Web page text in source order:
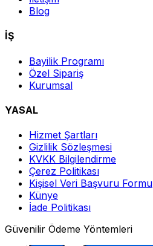
Blog
İŞ
Bayilik Programı
Özel Sipariş
Kurumsal
YASAL
Hizmet Şartları
Gizlilik Sözleşmesi
KVKK Bilgilendirme
Çerez Politikası
Kişisel Veri Başvuru Formu
Künye
İade Politikası
Güvenilir Ödeme Yöntemleri